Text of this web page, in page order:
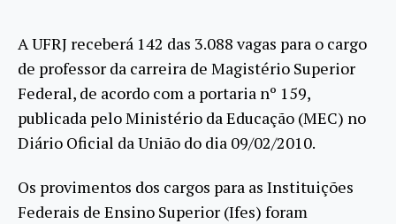
A UFRJ receberá 142 das 3.088 vagas para o cargo
de professor da carreira de Magistério Superior
Federal, de acordo com a portaria nº 159,
publicada pelo Ministério da Educação (MEC) no
Diário Oficial da União do dia 09/02/2010.
Os provimentos dos cargos para as Instituições
Federais de Ensino Superior (Ifes) foram